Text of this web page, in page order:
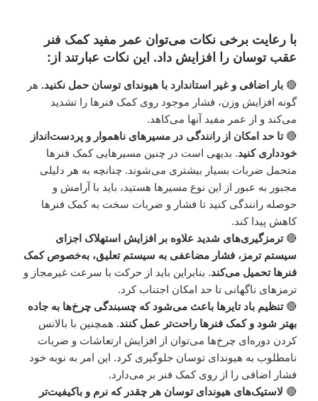
با رعایت برخی نکات می‌توان عمر مفید کمک فنر
عقب توسان را افزایش داد. این نکات عبارتند از:
🔴 بار اضافی و غیر استاندارد با هیوندای توسان حمل نکنید. هر
گونه افزایش وزن، فشار موجود روی کمک فنرها را تشدید
می‌کند و از عمر مفید آنها می‌کاهد.
🔴تا حد امکان از رانندگی در مسیرهای ناهموار و پردست‌انداز
خودداری کنید. بدیهی است در چنین مسیرهایی کمک فنرها
متحمل ضربات بسیار بیشتری می‌شوند. چنانچه به هر دلیلی
مجبور به عبور از این نوع مسیرها هستید، باید با آرامش و
حوصله رانندگی کنید تا فشار و ضربات سخت به کمک فنرها
کاهش پیدا کند.
🔴ترمزگیری‌های شدید علاوه بر افزایش استهلاک اجزای
سیستم ترمز، فشار مضاعفی به سیستم تعلیق، به‌خصوص کمک
فنرها تحمیل می‌کند. بنابراین باید از حرکت با سرعت غیرمجاز و
ترمزهای ناگهانی تا حد امکان اجتناب کرد.
🔴تنظیم باد تایرها باعث می‌شود که چسبندگی چرخ‌ها به جاده
بهتر شود و کمک فنرها راحت‌تر عمل کنند. همچنین با بالانس
کردن دوره‌ای چرخ‌ها می‌توان از افزایش ارتعاشات و ضربات
نامطلوب به هیوندای توسان جلوگیری کرد. این امر به نوبه خود
فشار اضافی را از روی کمک فنر بر می‌دارد.
🔴 لاستیک‌های هیوندای توسان هر چقدر که نرم و باکیفیت‌تر